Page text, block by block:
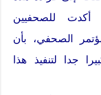
أكدت للصحفيين
الصحفي، بأن
جدا لتنفيذ هذا